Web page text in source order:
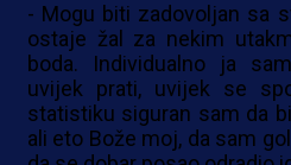
- Mogu biti zadovoljan sa
ostaje žal za nekim
boda. Individualno ja
uvijek prati, uvijek se
statistiku siguran sam da
ali eto Bože moj, da sam